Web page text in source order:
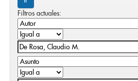
Filtros actuales: